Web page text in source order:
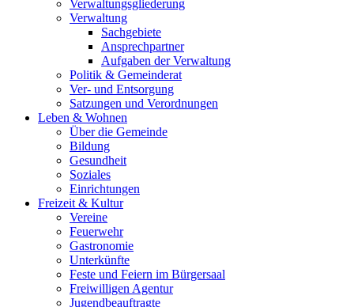
Verwaltungsgliederung
Verwaltung
Sachgebiete
Ansprechpartner
Aufgaben der Verwaltung
Politik & Gemeinderat
Ver- und Entsorgung
Satzungen und Verordnungen
Leben & Wohnen
Über die Gemeinde
Bildung
Gesundheit
Soziales
Einrichtungen
Freizeit & Kultur
Vereine
Feuerwehr
Gastronomie
Unterkünfte
Feste und Feiern im Bürgersaal
Freiwilligen Agentur
Jugendbeauftragte